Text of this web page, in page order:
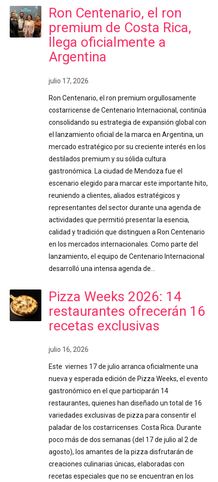
Ron Centenario, el ron
premium de Costa Rica,
llega oficialmente a
Argentina
julio 17, 2026
Ron Centenario, el ron premium orgullosamente
costarricense de Centenario Internacional, continúa
consolidando su estrategia de expansión global con
el lanzamiento oficial de la marca en Argentina, un
mercado estratégico por su creciente interés en los
destilados premium y su sólida cultura
gastronómica. La ciudad de Mendoza fue el
escenario elegido para marcar este importante hito,
reuniendo a clientes, aliados estratégicos y
representantes del sector durante una agenda de
actividades que permitió presentar la esencia,
calidad y tradición que distinguen a Ron Centenario
en los mercados internacionales. Como parte del
lanzamiento, el equipo de Centenario Internacional
desarrolló una intensa agenda de…
Pizza Weeks 2026: 14
restaurantes ofrecerán 16
recetas exclusivas
julio 16, 2026
Este viernes 17 de julio arranca oficialmente una
nueva y esperada edición de Pizza Weeks, el evento
gastronómico en el que participarán 14
restaurantes, quienes han diseñado un total de 16
variedades exclusivas de pizza para consentir el
paladar de los costarricenses. Costa Rica. Durante
poco más de dos semanas (del 17 de julio al 2 de
agosto), los amantes de la pizza disfrutarán de
creaciones culinarias únicas, elaboradas con
recetas especiales que no se encuentran en los